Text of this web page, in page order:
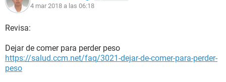
4 mar 2018 a las 06:18
Revisa:
Dejar de comer para perder peso
https://salud.ccm.net/faq/3021-dejar-de-comer-para-perder-
peso